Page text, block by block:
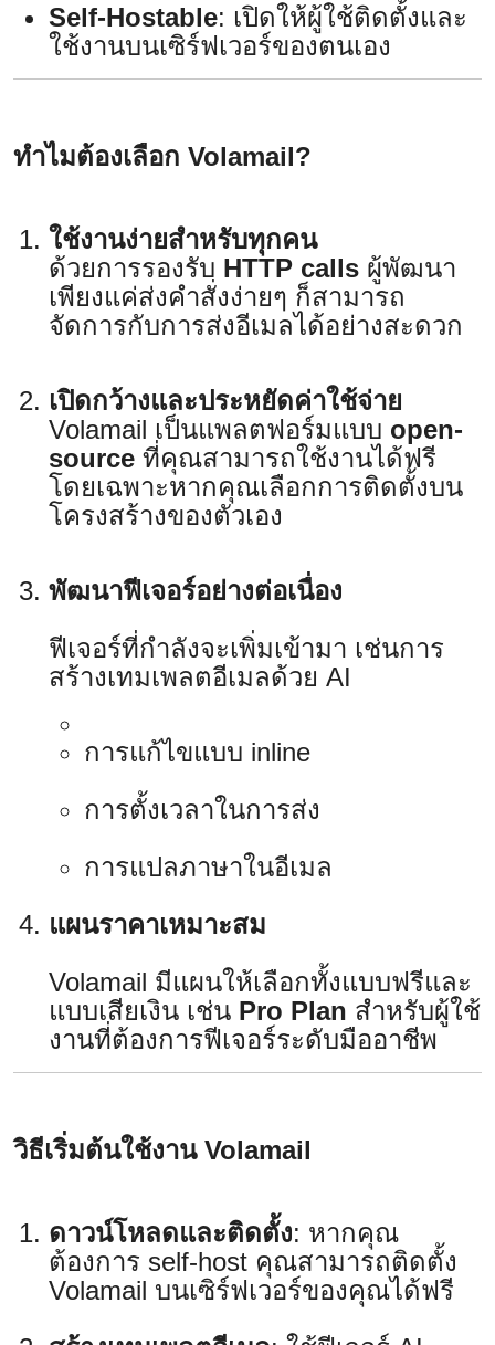
Self-Hostable: เปิดให้ผู้ใช้ติดตั้งและ
ใช้งานบนเซิร์ฟเวอร์ของตนเอง
ทำไมต้องเลือก Volamail?
ใช้งานง่ายสำหรับทุกคน
ด้วยการรองรับ HTTP calls ผู้พัฒนา
เพียงแค่ส่งคำสั่งง่ายๆ ก็สามารถ
จัดการกับการส่งอีเมลได้อย่างสะดวก
เปิดกว้างและประหยัดค่าใช้จ่าย
Volamail เป็นแพลตฟอร์มแบบ open-
source ที่คุณสามารถใช้งานได้ฟรี
โดยเฉพาะหากคุณเลือกการติดตั้งบน
โครงสร้างของตัวเอง
พัฒนาฟีเจอร์อย่างต่อเนื่อง
ฟีเจอร์ที่กำลังจะเพิ่มเข้ามา เช่นการ
สร้างเทมเพลตอีเมลด้วย AI
การแก้ไขแบบ inline
การตั้งเวลาในการส่ง
การแปลภาษาในอีเมล
แผนราคาเหมาะสม
Volamail มีแผนให้เลือกทั้งแบบฟรีและ
แบบเสียเงิน เช่น Pro Plan สำหรับผู้ใช้
งานที่ต้องการฟีเจอร์ระดับมืออาชีพ
วิธีเริ่มต้นใช้งาน Volamail
ดาวน์โหลดและติดตั้ง: หากคุณ
ต้องการ self-host คุณสามารถติดตั้ง
Volamail บนเซิร์ฟเวอร์ของคุณได้ฟรี